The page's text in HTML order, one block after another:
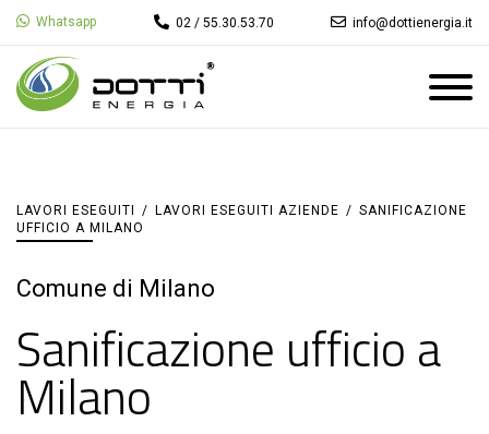
Whatsapp 02 / 55.30.53.70 info@dottienergia.it
LAVORI ESEGUITI / LAVORI ESEGUITI AZIENDE / SANIFICAZIONE
UFFICIO A MILANO
Comune di Milano
Sanificazione ufficio a
Milano